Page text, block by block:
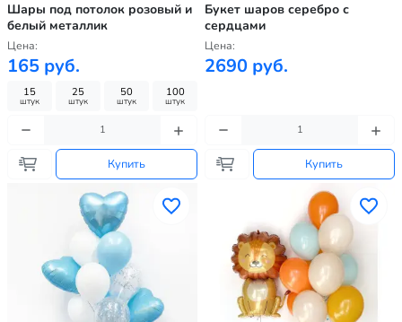
Шары под потолок розовый и
белый металлик
Цена:
165 руб.
15
штук
25
штук
50
штук
100
штук
Купить
Букет шаров серебро с
сердцами
Цена:
2690 руб.
Купить